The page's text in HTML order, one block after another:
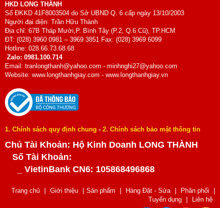
HKD LONG THÀNH
Số ĐKKD 41F8003504 do Sở UBND Q. 6 cấp ngày 13/10/2003
Người đại diện: Trần Hữu Thành
Địa chỉ: 67B Tháp Mười,P. Bình Tây (P.2, Q.6 Cũ), TP.HCM
ĐT: (028) 3960 0981 – 3969 3851 Fax: (028) 3969 6099
Hotline: 028.66.73.68.68
Zalo: 0981.100.714
Email: tranlongthanh@yahoo.com - minhnghi27@yahoo.com
Website: www.longthanhgiay.com - www.longthanhgiay.vn
1. Chính sách quy định chung - 2. Chính sách bảo mật thông tin
Chủ Tài Khoản: Hộ Kinh Doanh LONG THÀNH
Số Tài Khoản:
_ VietinBank CN6: 105868496868
Trang chủ Giới thiệu Sản phẩm Hàng Đặt - Sửa Phân phối
Tuyển dụng
Liên hệ